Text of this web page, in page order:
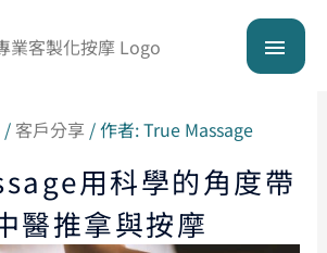
主
單
/ 客戶分享 / 作者:True Massage
用科學的角度帶
醫推拿與按摩